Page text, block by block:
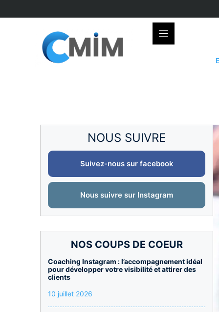
to
NOUS SUIVRE
Suivez-nous sur facebook
Nous suivre sur Instagram
NOS COUPS DE COEUR
Coaching Instagram : l’accompagnement idéal
pour développer votre visibilité et attirer des
clients
10 juillet 2026